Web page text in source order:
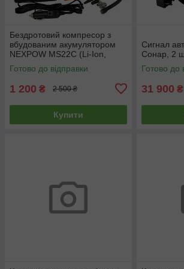
Бездротовий компресор з
вбудованим акумулятором
NEXPOW MS22C (Li-Ion,
6000 mAh, 60W)
Готово до відправки
1 200 ₴ 2 500 ₴
Купити
Сигнал
Сонар, 2
Готово до
31 900 ₴